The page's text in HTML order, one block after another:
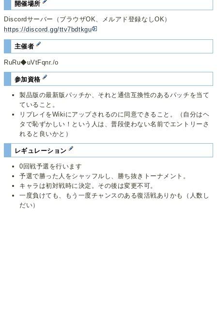
開催場所
Discordサーバー（ブラウザOK、メルアド登録なしOK）
https://discord.gg/ttv7bdtkgu
主催者
RuRu◆uVtFqnr./o
参加資格
製品版の最新版パッチか、それと通信互換性のあるパッチを当て
ていること。
リプレイをWikiにアップされるのに同意できること。（自分はヘ
タで恥ずかしい！という人は、普段使わない名前でエントリーさ
れると良いかと）
レギュレーション
0回戦予選を行います
予選で勝った人をシャッフルし、勝ち抜きトーナメント。
キャラは初対戦時に決定。その後は変更不可。
一度負けても、もう一度チャンスのある復活戦ありかも（人数し
だい）